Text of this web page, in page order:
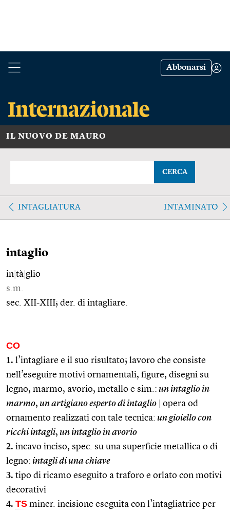
Abbonarsi
IL NUOVO DE MAURO
CERCA
INTAGLIATURA INTAMINATO
intaglio
in tà glio
s.m.
sec. XII-XIII; der. di intagliare.
CO
1. l’intagliare e il suo risultato; lavoro che consiste
nell’eseguire motivi ornamentali, figure, disegni su
legno, marmo, avorio, metallo e sim.: un intaglio in
marmo, un artigiano esperto di intaglio
opera od
ornamento realizzati con tale tecnica: un gioiello con
ricchi intagli, un intaglio in avorio
2. incavo inciso, spec. su una superficie metallica o di
legno: intagli di una chiave
3. tipo di ricamo eseguito a traforo e orlato con motivi
decorativi
4. TS miner. incisione eseguita con l’intagliatrice per